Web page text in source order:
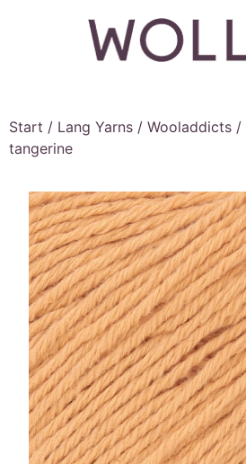
Start / Lang Yarns / Wooladdicts /
tangerine